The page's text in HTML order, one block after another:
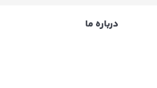
درباره ما